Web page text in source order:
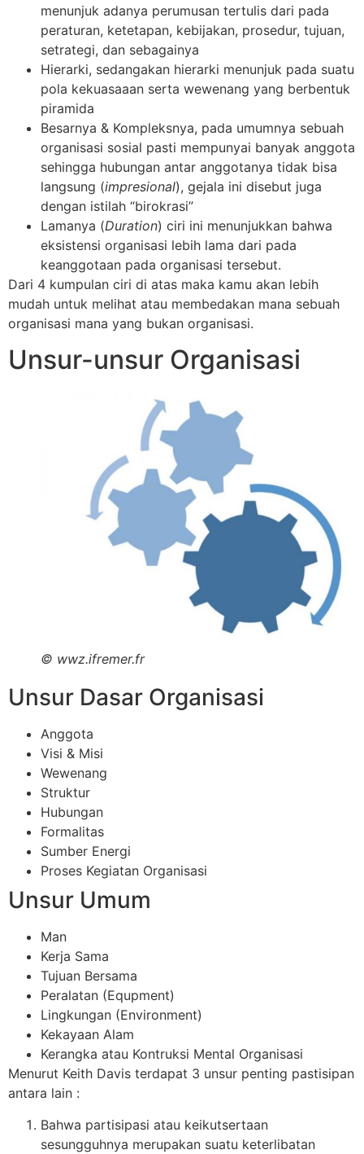
menunjuk adanya perumusan tertulis dari pada
peraturan, ketetapan, kebijakan, prosedur, tujuan,
setrategi, dan sebagainya
Hierarki, sedangakan hierarki menunjuk pada suatu
pola kekuasaaan serta wewenang yang berbentuk
piramida
Besarnya & Kompleksnya, pada umumnya sebuah
organisasi sosial pasti mempunyai banyak anggota
sehingga hubungan antar anggotanya tidak bisa
langsung (impresional), gejala ini disebut juga
dengan istilah “birokrasi”
Lamanya (Duration) ciri ini menunjukkan bahwa
eksistensi organisasi lebih lama dari pada
keanggotaan pada organisasi tersebut.
Dari 4 kumpulan ciri di atas maka kamu akan lebih
mudah untuk melihat atau membedakan mana sebuah
organisasi mana yang bukan organisasi.
Unsur-unsur Organisasi
© wwz.ifremer.fr
Unsur Dasar Organisasi
Anggota
Visi & Misi
Wewenang
Struktur
Hubungan
Formalitas
Sumber Energi
Proses Kegiatan Organisasi
Unsur Umum
Man
Kerja Sama
Tujuan Bersama
Peralatan (Equpment)
Lingkungan (Environment)
Kekayaan Alam
Kerangka atau Kontruksi Mental Organisasi
Menurut Keith Davis terdapat 3 unsur penting pastisipan
antara lain :
Bahwa partisipasi atau keikutsertaan
sesungguhnya merupakan suatu keterlibatan